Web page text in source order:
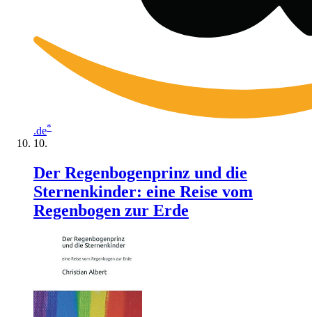
.de*
Der Regenbogenprinz und die
Sternenkinder: eine Reise vom
Regenbogen zur Erde